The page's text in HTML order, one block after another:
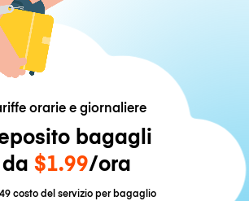
orarie e giornaliere
bagagli
da $1.99/ora
costo del servizio per bagaglio